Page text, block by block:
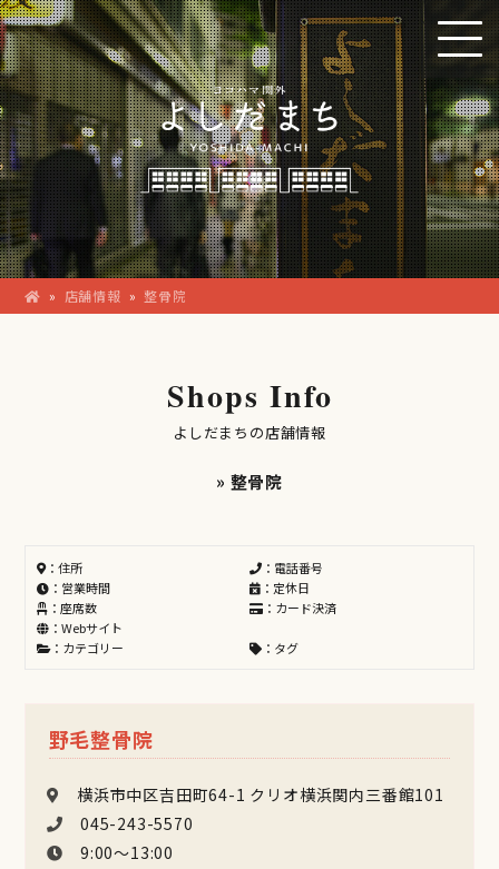
» 店舗情報 »整骨院
Shops Info
よしだまちの店舗情報
» 整骨院
：住所
：電話番号
：営業時間
：定休日
：座席数
：カード決済
：Webサイト
：カテゴリー
：タグ
野毛整骨院
横浜市中区吉田町64-1 クリオ横浜関内三番館101
045-243-5570
9:00〜13:00